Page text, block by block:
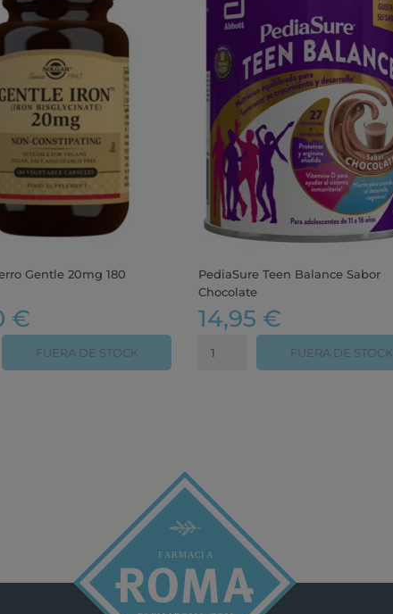
Gentle 20mg 180
€
FUERA DE STOCK
PediaSure Teen Balance Sabor
Chocolate
14,95 €
FUERA DE STOCK